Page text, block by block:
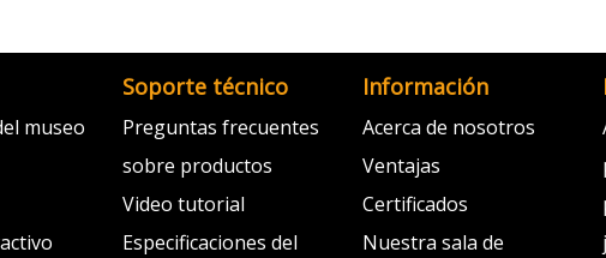
museo
Soporte técnico
Preguntas frecuentes
sobre productos
Video tutorial
Especificaciones del
Información
Acerca de nosotros
Ventajas
Certificados
Nuestra sala de